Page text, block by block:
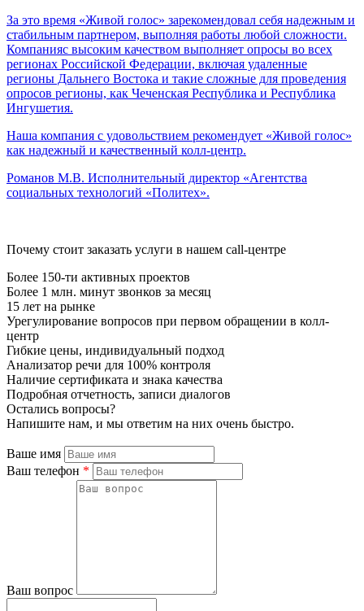
За это время «Живой голос» зарекомендовал себя надежным и
стабильным партнером, выполняя работы любой сложности.
Компанияс высоким качеством выполняет опросы во всех
регионах Российской Федерации, включая удаленные
регионы Дальнего Востока и такие сложные для проведения
опросов регионы, как Чеченская Республика и Республика
Ингушетия.
Наша компания с удовольствием рекомендует «Живой голос»
как надежный и качественный колл-центр.
Романов М.В. Исполнительный директор «Агентства
социальных технологий «Политех».
Почему стоит заказать услуги в нашем call-центре
Более 150-ти активных проектов
Более 1 млн. минут звонков за месяц
15 лет на рынке
Урегулирование вопросов при первом обращении в колл-
центр
Гибкие цены, индивидуальный подход
Анализатор речи для 100% контроля
Наличие сертификата и знака качества
Подробная отчетность, записи диалогов
Остались вопросы?
Напишите нам, и мы ответим на них очень быстро.
Ваше имя
Ваш телефон *
Ваш вопрос